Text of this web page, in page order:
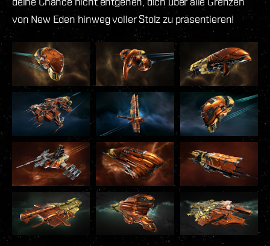
von New Eden hinweg voller Stolz zu präsentieren!